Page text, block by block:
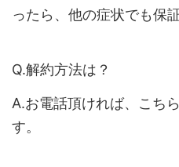
ったら、他の症状でも保
Q.解約方法は？
A.お電話頂ければ、こち
す。